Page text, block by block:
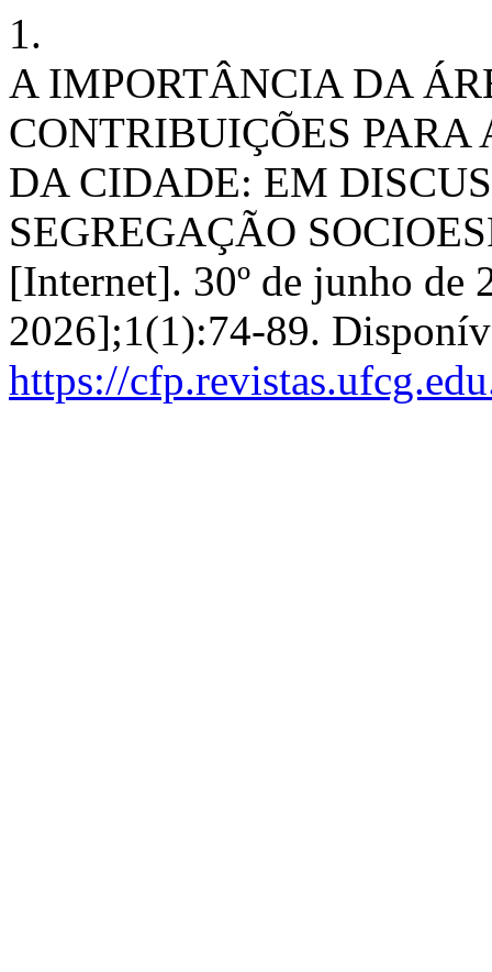
1.
A IMPORTÂNCIA DA
CONTRIBUIÇÕES
DA CIDADE: EM
SEGREGAÇÃO
[Internet]. 30º de junho de
2026];1(1):74-89.
https://